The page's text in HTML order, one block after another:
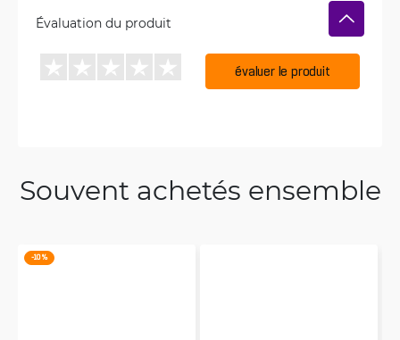
Évaluation du produit
évaluer le produit
Souvent achetés ensemble
-10 %